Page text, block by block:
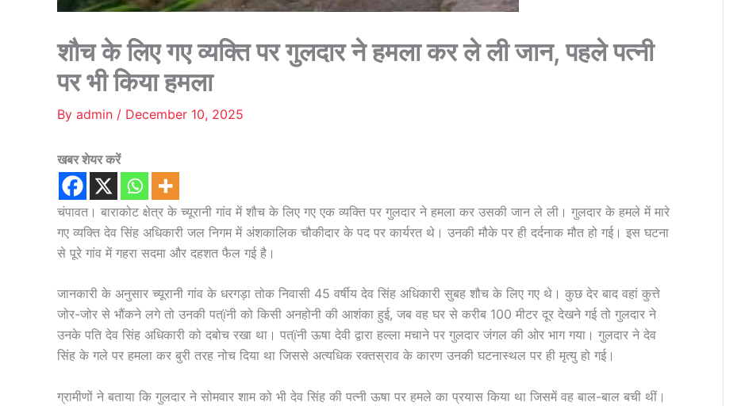
शौच के लिए गए व्यक्ति पर गुलदार ने हमला कर ले ली जान, पहले पत्नी
पर भी किया हमला
By admin / December 10, 2025
खबर शेयर करें
चंपावत। बाराकोट क्षेत्र के च्यूरानी गांव में शौच के लिए गए एक व्यक्ति पर गुलदार ने हमला कर उसकी जान ले ली। गुलदार के हमले में मारे
गए व्यक्ति देव सिंह अधिकारी जल निगम में अंशकालिक चौकीदार के पद पर कार्यरत थे। उनकी मौके पर ही दर्दनाक मौत हो गई। इस घटना
से पूरे गांव में गहरा सदमा और दहशत फैल गई है।
जानकारी के अनुसार च्यूरानी गांव के धरगड़ा तोक निवासी 45 वर्षीय देव सिंह अधिकारी सुबह शौच के लिए गए थे। कुछ देर बाद वहां कुत्ते
जोर-जोर से भौंकने लगे तो उनकी पत्ïनी को किसी अनहोनी की आशंका हुई, जब वह घर से करीब 100 मीटर दूर देखने गई तो गुलदार ने
उनके पति देव सिंह अधिकारी को दबोच रखा था। पत्ïनी ऊषा देवी द्वारा हल्ला मचाने पर गुलदार जंगल की ओर भाग गया। गुलदार ने देव
सिंह के गले पर हमला कर बुरी तरह नोच दिया था जिससे अत्यधिक रक्तस्राव के कारण उनकी घटनास्थल पर ही मृत्यु हो गई।
ग्रामीणों ने बताया कि गुलदार ने सोमवार शाम को भी देव सिंह की पत्नी ऊषा पर हमले का प्रयास किया था जिसमें वह बाल-बाल बची थीं।